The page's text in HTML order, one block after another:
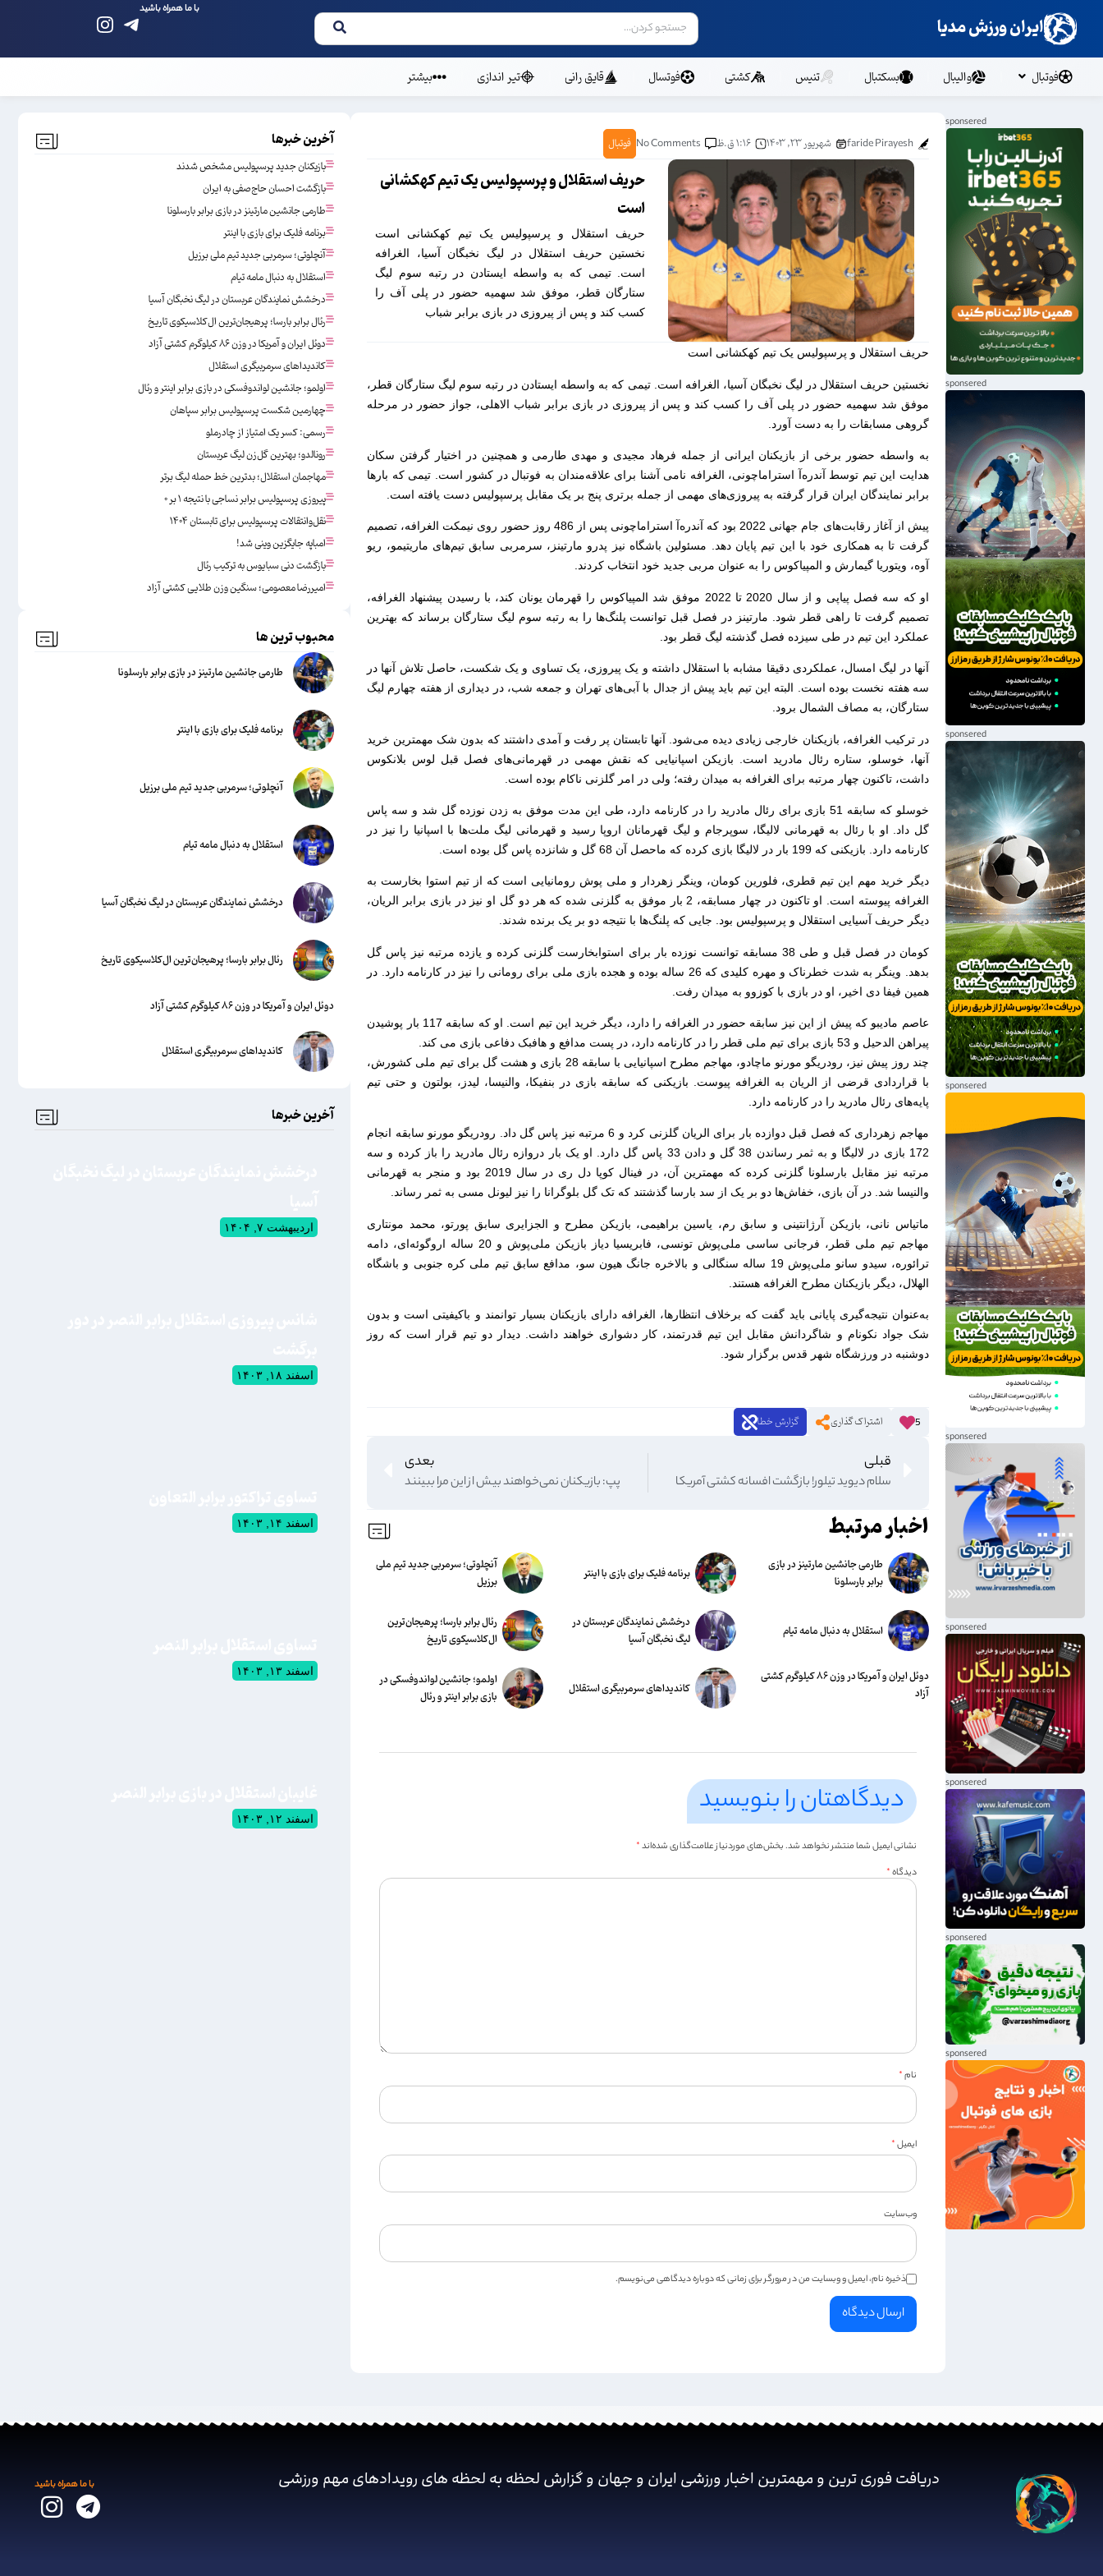
ایران ورزش مدیا
با ما همراه باشید
فوتبال والیبال بسکتبال تنیس کشتی فوتسال قایق رانی تیر اندازی بیشتر
faride Pirayesh شهریور ۲۳, ۱۴۰۳ ۱:۱۶ ق.ظ No Comments فوتبال
حریف استقلال و پرسپولیس یک تیم کهکشانی
است
حریف استقلال و پرسپولیس یک تیم کهکشانی است
نخستین حریف استقلال در لیگ نخبگان آسیا، الغرافه
است. تیمی که به واسطه ایستادن در رتبه سوم لیگ
ستارگان قطر، موفق شد سهمیه حضور در پلی آف را
کسب کند و پس از پیروزی در بازی برابر شباب
حریف استقلال و پرسپولیس یک تیم کهکشانی است
نخستین حریف استقلال در لیگ نخبگان آسیا، الغرافه است. تیمی که به واسطه ایستادن در رتبه سوم لیگ ستارگان قطر،
موفق شد سهمیه حضور در پلی آف را کسب کند و پس از پیروزی در بازی برابر شباب الاهلی، جواز حضور در مرحله
گروهی مسابقات را به دست آورد.
به واسطه حضور برخی از بازیکنان ایرانی از جمله فرهاد مجیدی و مهدی طارمی و همچنین در اختیار گرفتن سکان
هدایت این تیم توسط آندره‌آ استراماچونی، الغرافه نامی آشنا برای علاقه‌مندان به فوتبال در کشور است. تیمی که بارها
برابر نمایندگان ایران قرار گرفته به پیروزی‌های مهمی از جمله برتری پنج بر یک مقابل پرسپولیس دست یافته است.
پیش از آغاز رقابت‌های جام جهانی 2022 بود که آندره‌آ استراماچونی پس از 486 روز حضور روی نیمکت الغرافه، تصمیم
گرفت تا به همکاری خود با این تیم پایان دهد. مسئولین باشگاه نیز پدرو مارتینز، سرمربی سابق تیم‌های ماریتیمو، ریو
آوه، ویتوریا گیمارش و المپیاکوس را به عنوان مربی جدید خود انتخاب کردند.
او که سه فصل پیاپی و از سال 2020 تا 2022 موفق شد المپیاکوس را قهرمان یونان کند، با رسیدن پیشنهاد الغرافه،
تصمیم گرفت تا راهی قطر شود. مارتینز در فصل قبل توانست پلنگ‌ها را به رتبه سوم لیگ ستارگان برساند که بهترین
عملکرد این تیم در طی سیزده فصل گذشته لیگ قطر بود.
آنها در لیگ امسال، عملکردی دقیقا مشابه با استقلال داشته و یک پیروزی، یک تساوی و یک شکست، حاصل تلاش آنها در
سه هفته نخست بوده است. البته این تیم باید پیش از جدال با آبی‌های تهران و جمعه شب، در دیداری از هفته چهارم لیگ
ستارگان، به مصاف الشمال برود.
در ترکیب الغرافه، بازیکنان خارجی زیادی دیده می‌شود. آنها تابستان پر رفت و آمدی داشتند که بدون شک مهمترین خرید
آنها، خوسلو، ستاره رئال مادرید است. بازیکن اسپانیایی که نقش مهمی در قهرمانی‌های فصل قبل لوس بلانکوس
داشت، تاکنون چهار مرتبه برای الغرافه به میدان رفته؛ ولی در امر گلزنی ناکام بوده است.
خوسلو که سابقه 51 بازی برای رئال مادرید را در کارنامه دارد، طی این مدت موفق به زدن نوزده گل شد و سه پاس
گل داد. او با رئال به قهرمانی لالیگا، سوپرجام و لیگ قهرمانان اروپا رسید و قهرمانی لیگ ملت‌ها با اسپانیا را نیز در
کارنامه دارد. بازیکنی که 199 بار در لالیگا بازی کرده که ماحصل آن 68 گل و شانزده پاس گل بوده است.
دیگر خرید مهم این تیم قطری، فلورین کومان، وینگر زهردار و ملی پوش رومانیایی است که از تیم استوا بخارست به
الغرافه پیوسته است. او تاکنون در چهار مسابقه، 2 بار موفق به گلزنی شده که هر دو گل او نیز در بازی برابر الریان،
دیگر حریف آسیایی استقلال و پرسپولیس بود. جایی که پلنگ‌ها با نتیجه دو بر یک برنده شدند.
کومان در فصل قبل و طی 38 مسابقه توانست نوزده بار برای استوابخارست گلزنی کرده و یازده مرتبه نیز پاس گل
بدهد. وینگر به شدت خطرناک و مهره کلیدی که 26 ساله بوده و هجده بازی ملی برای رومانی را نیز در کارنامه دارد. در
همین فیفا دی اخیر، او در بازی با کوزوو به میدان رفت.
عاصم مادیبو که پیش از این نیز سابقه حضور در الغرافه را دارد، دیگر خرید این تیم است. او که سابقه 117 بار پوشیدن
پیراهن الدحیل و 53 بازی برای تیم ملی قطر را در کارنامه دارد، در پست مدافع و هافبک دفاعی بازی می کند.
چند روز پیش نیز، رودریگو مورنو ماچادو، مهاجم مطرح اسپانیایی با سابقه 28 بازی و هشت گل برای تیم ملی کشورش،
با قراردادی قرضی از الریان به الغرافه پیوست. بازیکنی که سابقه بازی در بنفیکا، والنیسا، لیدز، بولتون و حتی تیم
پایه‌های رئال مادرید را در کارنامه دارد.
مهاجم زهرداری که فصل قبل دوازده بار برای الریان گلزنی کرد و 6 مرتبه نیز پاس گل داد. رودریگو مورنو سابقه انجام
172 بازی در لالیگا و به ثمر رساندن 38 گل و دادن 33 پاس گل دارد. او یک بار دروازه رئال مادرید را باز کرده و سه
مرتبه نیز مقابل بارسلونا گلزنی کرده که مهمترین آن، در فینال کوپا دل ری در سال 2019 بود و منجر به قهرمانی
والنیسا شد. در آن بازی، خفاش‌ها دو بر یک از سد بارسا گذشتند که تک گل بلوگرانا را نیز لیونل مسی به ثمر رساند.
ماتیاس نانی، بازیکن آرژانتینی و سابق رم، یاسین براهیمی، بازیکن مطرح و الجزایری سابق پورتو، محمد مونتاری
مهاجم تیم ملی قطر، فرجانی ساسی ملی‌پوش تونسی، فابریسیا دیاز بازیکن ملی‌پوش و 20 ساله اروگوئه‌ای، دامه
ترائوره، سیدو سانو ملی‌پوش 19 ساله سنگالی و بالاخره جانگ هیون سو، مدافع سابق تیم ملی کره جنوبی و باشگاه
الهلال، دیگر بازیکنان مطرح الغرافه هستند.
به‌عنوان نتیجه‌گیری پایانی باید گفت که برخلاف انتظارها، الغرافه دارای بازیکنان بسیار توانمند و باکیفیتی است و بدون
شک جواد نکونام و شاگردانش مقابل این تیم قدرتمند، کار دشواری خواهند داشت. دیدار دو تیم قرار است که روز
دوشنبه در ورزشگاه شهر قدس برگزار شود.
5 اشتراک گذاری گزارش خطا
قبلی
سلام دیوید تیلور! بازگشت افسانه کشتی آمریکا
بعدی
پپ: بازیکنان نمی‌خواهند بیش از این مرا ببینند
اخبار مرتبط
طارمی جانشین مارتینز در بازی
برابر بارسلونا
برنامه فلیک برای بازی با اینتر
آنچلوتی؛ سرمربی جدید تیم ملی
برزیل
استقلال به دنبال مامه تیام
درخشش نمایندگان عربستان در
لیگ نخبگان آسیا
رئال برابر بارسا؛ پرهیجان‌‌ترین
ال‌کلاسیکوی تاریخ
دوئل ایران و آمریکا در وزن ۸۶ کیلوگرم کشتی
آزاد
کاندیداهای سرمربیگری استقلال
اولمو؛ جانشین لواندوفسکی در
بازی برابر اینتر و رئال
دیدگاهتان را بنویسید
نشانی ایمیل شما منتشر نخواهد شد.بخش‌های موردنیاز علامت‌گذاری شده‌اند*
دیدگاه*
نام*
ایمیل*
وب‌سایت
ذخیره نام، ایمیل و وبسایت من در مرورگر برای زمانی که دوباره دیدگاهی می‌نویسم.
آخرین خبرها
بازیکنان جدید پرسپولیس مشخص شدند
بازگشت احسان حاج‌صفی به ایران
طارمی جانشین مارتینز در بازی برابر بارسلونا
برنامه فلیک برای بازی با اینتر
آنچلوتی؛ سرمربی جدید تیم ملی برزیل
استقلال به دنبال مامه تیام
درخشش نمایندگان عربستان در لیگ نخبگان آسیا
رئال برابر بارسا؛ پرهیجان‌‌ترین ال‌کلاسیکوی تاریخ
دوئل ایران و آمریکا در وزن ۸۶ کیلوگرم کشتی آزاد
کاندیداهای سرمربیگری استقلال
اولمو؛ جانشین لواندوفسکی در بازی برابر اینتر و رئال
چهارمین شکست پرسپولیس برابر سپاهان
رسمی: کسر یک امتیاز از چادرملو
رونالدو؛ بهترین گل‌زن لیگ عربستان
مهاجمان استقلال؛ بدترین خط حمله لیگ برتر
پیروزی پرسپولیس برابر نساجی با نتیجه ۱ بر ۰
نقل‌وانتقالات پرسپولیس برای تابستان ۱۴۰۴
امباپه جایگزین وینی شد!
بازگشت دنی سبایوس به ترکیب رئال
امیررضا معصومی؛ سنگین وزن طلایی کشتی آزاد
محبوب ترین ها
طارمی جانشین مارتینز در بازی برابر بارسلونا
برنامه فلیک برای بازی با اینتر
آنچلوتی؛ سرمربی جدید تیم ملی برزیل
استقلال به دنبال مامه تیام
درخشش نمایندگان عربستان در لیگ نخبگان آسیا
رئال برابر بارسا؛ پرهیجان‌‌ترین ال‌کلاسیکوی تاریخ
دوئل ایران و آمریکا در وزن ۸۶ کیلوگرم کشتی آزاد
کاندیداهای سرمربیگری استقلال
آخرین خبرها
اردیبهشت ۷, ۱۴۰۴
اسفند ۱۸, ۱۴۰۳
اسفند ۱۴, ۱۴۰۳
اسفند ۱۳, ۱۴۰۳
اسفند ۱۲, ۱۴۰۳
دریافت فوری ترین و مهمترین اخبار ورزشی ایران و جهان و گزارش لحظه به لحظه های رویدادهای مهم ‌ورزشی با ما همراه باشید